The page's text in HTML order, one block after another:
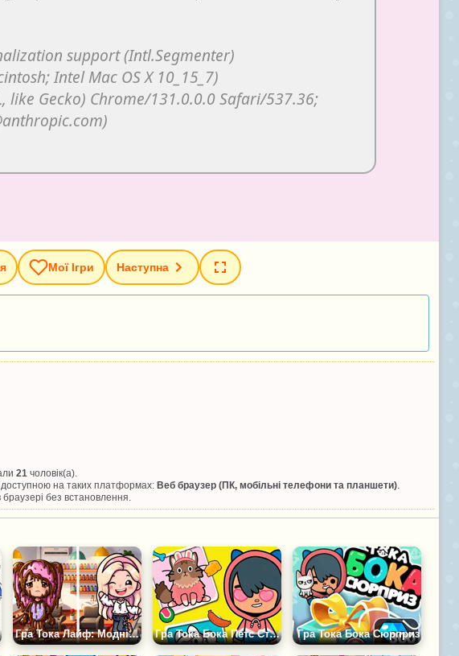
Мої Ігри Наступна
21 чоловік(а).
доступною на таких платформах: Веб браузер (ПК, мобільні телефони та планшети)
без встановлення.
Гра Тока Лайф: Модні Пригоди Гра Тока Бока Петс Стиліст Гра Тока Бока Сюрприз